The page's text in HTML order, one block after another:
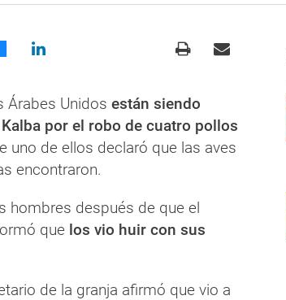
Árabes Unidos están siendo
por el robo de cuatro pollos
uno de ellos declaró que las aves
encontraron.
hombres después de que el
que los vio huir con sus
de la granja afirmó que vio a